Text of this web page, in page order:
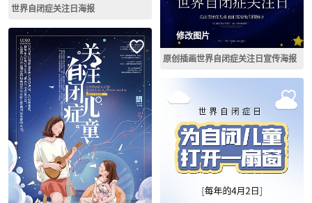
世界自闭症关注日海报
修改图片
原创插画世界自闭症关注日宣传海报